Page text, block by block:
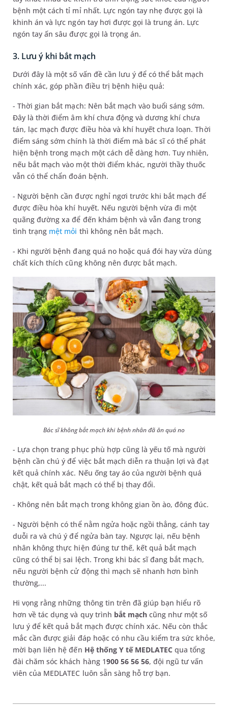
bệnh một cách tỉ mỉ nhất. Lực ngón tay nhẹ được gọi là
khinh án và lực ngón tay hơi được gọi là trung án. Lực
ngón tay ấn sâu được gọi là trọng án.
3. Lưu ý khi bắt mạch
Dưới đây là một số vấn đề cần lưu ý để có thể bắt mạch
chính xác, góp phần điều trị bệnh hiệu quả:
- Thời gian bắt mạch: Nên bắt mạch vào buổi sáng sớm.
Đây là thời điểm âm khí chưa động và dương khí chưa
tán, lạc mạch được điều hòa và khí huyết chưa loạn. Thời
điểm sáng sớm chính là thời điểm mà bác sĩ có thể phát
hiện bệnh trong mạch một cách dễ dàng hơn. Tuy nhiên,
nếu bắt mạch vào một thời điểm khác, người thầy thuốc
vẫn có thể chẩn đoán bệnh.
- Người bệnh cần được nghỉ ngơi trước khi bắt mạch để
được điều hòa khí huyết. Nếu người bệnh vừa đi một
quãng đường xa để đến khám bệnh và vẫn đang trong
tình trạng mệt mỏi thì không nên bắt mạch.
- Khi người bệnh đang quá no hoặc quá đói hay vừa dùng
chất kích thích cũng không nên được bắt mạch.
Bác sĩ không bắt mạch khi bệnh nhân đã ăn quá no
- Lựa chọn trang phục phù hợp cũng là yếu tố mà người
bệnh cần chú ý để việc bắt mạch diễn ra thuận lợi và đạt
kết quả chính xác. Nếu ống tay áo của người bệnh quá
chật, kết quả bắt mạch có thể bị thay đổi.
- Không nên bắt mạch trong không gian ồn ào, đông đúc.
- Người bệnh có thể nằm ngửa hoặc ngồi thẳng, cánh tay
duỗi ra và chú ý để ngửa bàn tay. Ngược lại, nếu bệnh
nhân không thực hiện đúng tư thế, kết quả bắt mạch
cũng có thể bị sai lệch. Trong khi bác sĩ đang bắt mạch,
nếu người bệnh cử động thì mạch sẽ nhanh hơn bình
thường,...
Hi vọng rằng những thông tin trên đã giúp bạn hiểu rõ
hơn về tác dụng và quy trình bắt mạch cũng như một số
lưu ý để kết quả bắt mạch được chính xác. Nếu còn thắc
mắc cần được giải đáp hoặc có nhu cầu kiểm tra sức khỏe,
mời bạn liên hệ đến Hệ thống Y tế MEDLATEC qua tổng
đài chăm sóc khách hàng 1900 56 56 56, đội ngũ tư vấn
viên của MEDLATEC luôn sẵn sàng hỗ trợ bạn.